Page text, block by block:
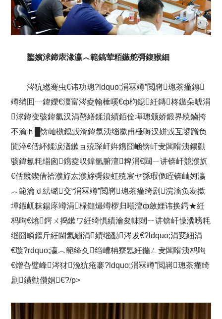
鐜嬪浗鍗庡湪瀛︿範鎬荤粨鏃舵彁鍑猴細
涔犺繎骞虫€讳功璁?ldquo;涓冧竴”閲嶈璁茶瘽鏄
竴绡囬┈鍏嬫€濅富涔夌翰棰嗘€ф枃鐚紝鏄柊鏃朵唬涓
浗鍏变骇鍏氫汉涓嶅繕鍒濆績銆佺墷璁颁娇鍛界殑鏀挎
不瀹ｈ█锛屾槸鎴戜滑鍏氬洟缁撳甫棰嗕汉姘戜互鍙蹭负
閴淬€佸紑鍒涙湭鏉ョ殑琛屽姩鎸囧崡锛屽叏闆嗗洟鍚勭
骇鍏氱粍缁囪鎸夌収鍏氫腑澶粺涓€閮ㄧ讲锛屽競濮斻
€佸競鍥借祫濮斿厷濮旀彁鍑虹殑宸ヤ綔瑕佹眰锛屾妸瀛
︿範瀹ｄ紶璐交“涓冧竴”閲嶈璁茶瘽绮剧浣滀负褰撳
墠鍜屼粖鍚庝竴涓椂鏈熶竴椤归噸澶ф斂娌讳换鍔★紝
杩呴€熻鍔ㄨ捣鏉ワ紝绮惧績瀹夋帓閮ㄧ讲锛屽懆瀵嗙粍
缁囧疄鏂斤紝閫氳繃涓績缁勫涔犮€?ldquo;涓変細涓
€璇?rdquo;瀛︿範绛夊绉嶆柟寮忥紝鍦ㄥ叏闆嗗洟杩呴
€熷叴璧峰涔犲浼犺疮褰?ldquo;涓冧竴”閲嶈璁茶瘽绮
剧鐨勭儹娼€?/p>